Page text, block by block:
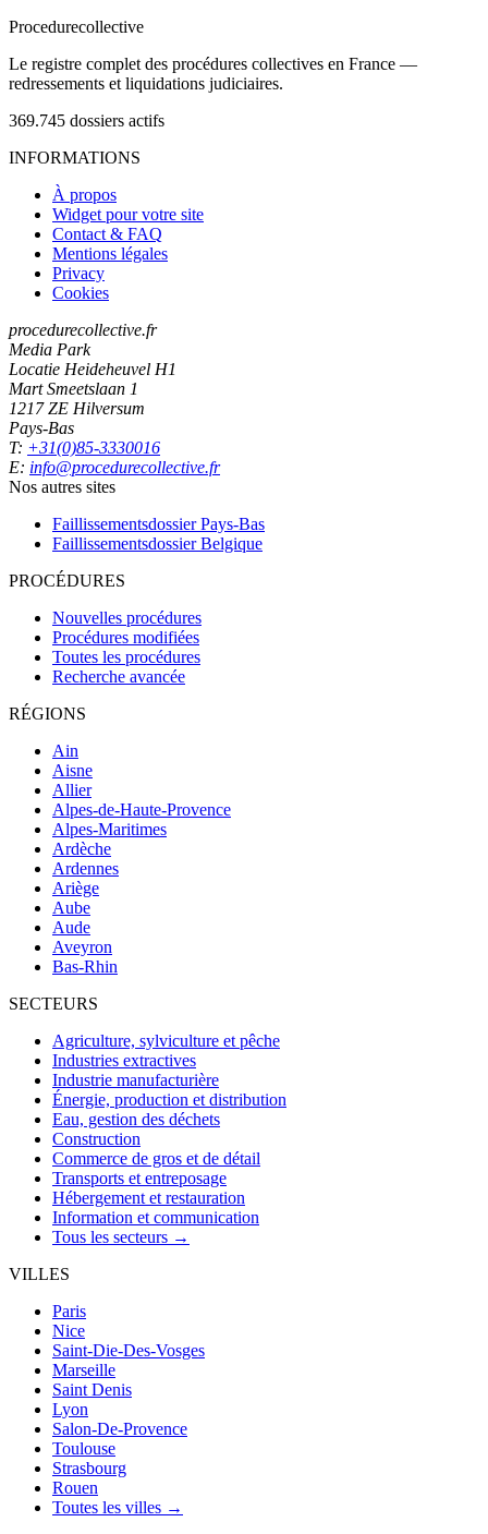
Procedurecollective
Le registre complet des procédures collectives en France —
redressements et liquidations judiciaires.
369.745 dossiers actifs
INFORMATIONS
À propos
Widget pour votre site
Contact & FAQ
Mentions légales
Privacy
Cookies
procedurecollective.fr
Media Park
Locatie Heideheuvel H1
Mart Smeetslaan 1
1217 ZE Hilversum
Pays-Bas
T: +31(0)85-3330016
E: info@procedurecollective.fr
Nos autres sites
Faillissementsdossier Pays-Bas
Faillissementsdossier Belgique
PROCÉDURES
Nouvelles procédures
Procédures modifiées
Toutes les procédures
Recherche avancée
RÉGIONS
Ain
Aisne
Allier
Alpes-de-Haute-Provence
Alpes-Maritimes
Ardèche
Ardennes
Ariège
Aube
Aude
Aveyron
Bas-Rhin
SECTEURS
Agriculture, sylviculture et pêche
Industries extractives
Industrie manufacturière
Énergie, production et distribution
Eau, gestion des déchets
Construction
Commerce de gros et de détail
Transports et entreposage
Hébergement et restauration
Information et communication
Tous les secteurs →
VILLES
Paris
Nice
Saint-Die-Des-Vosges
Marseille
Saint Denis
Lyon
Salon-De-Provence
Toulouse
Strasbourg
Rouen
Toutes les villes →